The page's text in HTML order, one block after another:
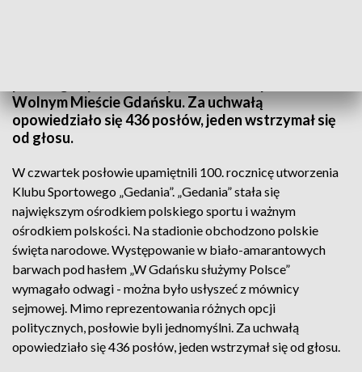
Wolnym Mieście Gdańsku. Za uchwałą
opowiedziało się 436 posłów, jeden wstrzymał się
od głosu.
W czwartek posłowie upamiętnili 100. rocznicę utworzenia
Klubu Sportowego „Gedania”. „Gedania” stała się
największym ośrodkiem polskiego sportu i ważnym
ośrodkiem polskości. Na stadionie obchodzono polskie
święta narodowe. Występowanie w biało-amarantowych
barwach pod hasłem „W Gdańsku służymy Polsce”
wymagało odwagi - można było usłyszeć z mównicy
sejmowej. Mimo reprezentowania różnych opcji
politycznych, posłowie byli jednomyślni. Za uchwałą
opowiedziało się 436 posłów, jeden wstrzymał się od głosu.